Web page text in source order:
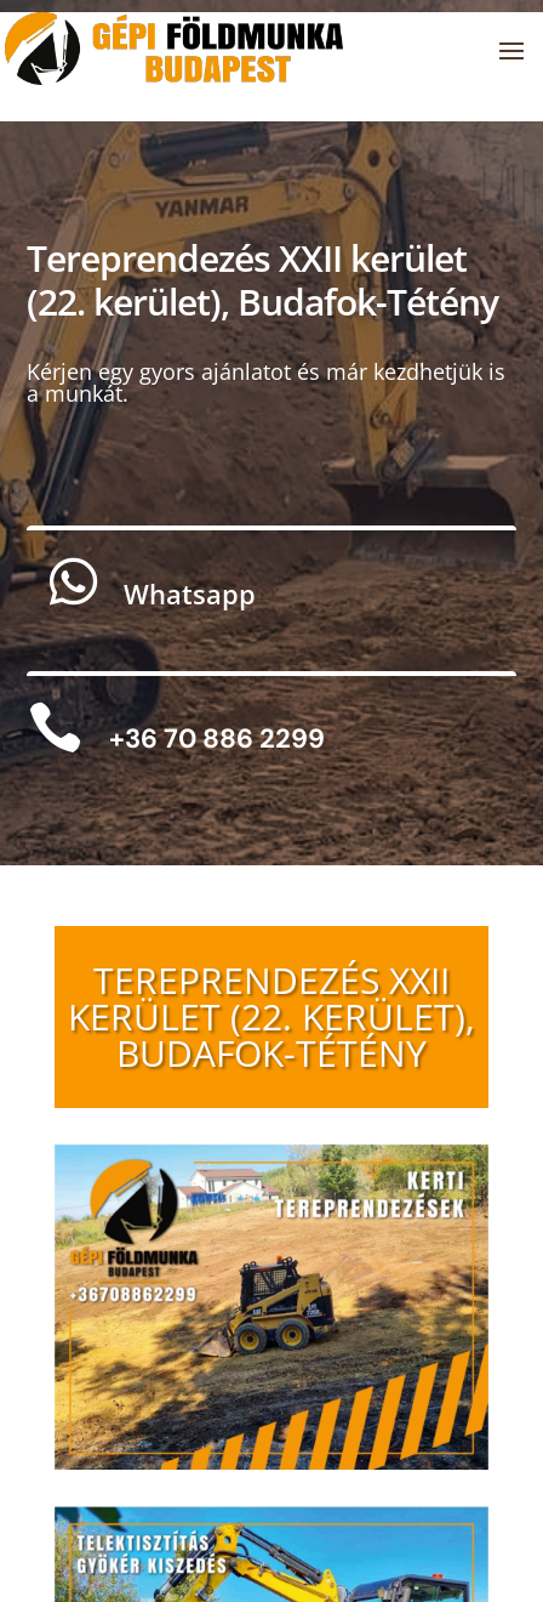
Tereprendezés XXII kerület
(22. kerület), Budafok-Tétény
Kérjen egy gyors ajánlatot és már kezdhetjük is
a munkát.
 Whatsapp
 +36 70 886 2299
TEREPRENDEZÉS XXII
KERÜLET (22. KERÜLET),
BUDAFOK-TÉTÉNY